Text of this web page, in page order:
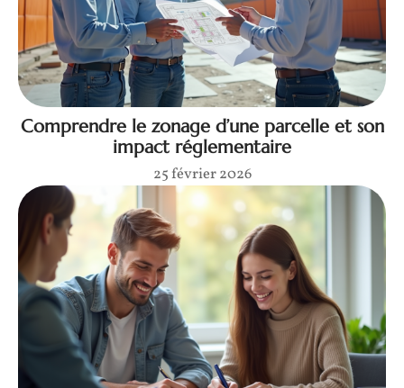
Comprendre le zonage d’une parcelle et son
impact réglementaire
25 février 2026